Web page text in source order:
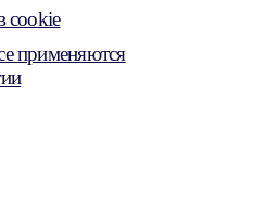
cookie
применяются